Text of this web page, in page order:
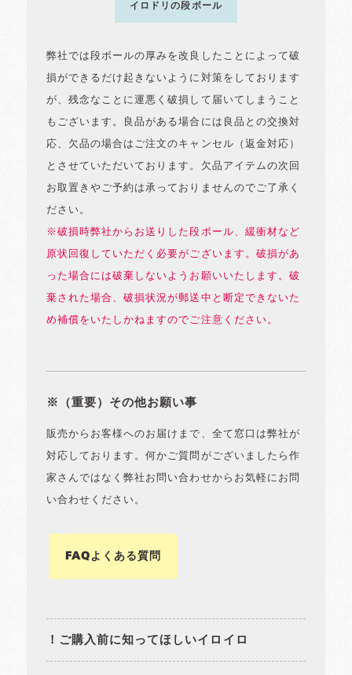
イロドリの段ボール
弊社では段ボールの厚みを改良したことによって破
損ができるだけ起きないように対策をしております
が、残念なことに運悪く破損して届いてしまうこと
もございます。良品がある場合には良品との交換対
応、欠品の場合はご注文のキャンセル（返金対応）
とさせていただいております。欠品アイテムの次回
お取置きやご予約は承っておりませんのでご了承く
ださい。
※破損時弊社からお送りした段ボール、緩衝材など
原状回復していただく必要がございます。破損があ
った場合には破棄しないようお願いいたします。破
棄された場合、破損状況が郵送中と断定できないた
め補償をいたしかねますのでご注意ください。
※（重要）その他お願い事
販売からお客様へのお届けまで、全て窓口は弊社が
対応しております。何かご質問がございましたら作
家さんではなく弊社お問い合わせからお気軽にお問
い合わせください。
FAQよくある質問
！ご購入前に知ってほしいイロイロ